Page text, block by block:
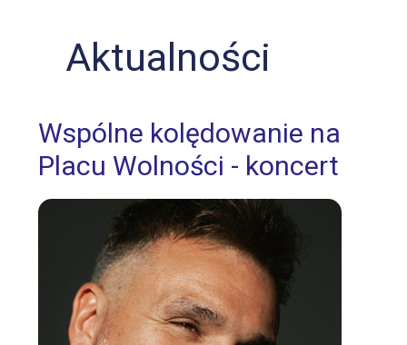
Aktualności
Wspólne kolędowanie na
Placu Wolności - koncert